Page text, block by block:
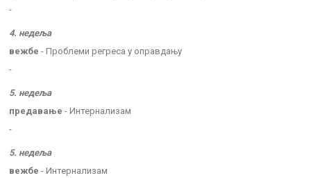
-
4. недеља
вежбе - Проблеми регреса у оправдању
-
5. недеља
предавање - Интернализам
-
5. недеља
вежбе - Интернализам